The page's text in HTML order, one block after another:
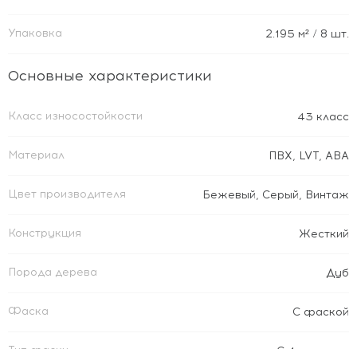
Упаковка 2.195 м² / 8 шт.
Основные характеристики
Класс износостойкости 43 класс
Материал ПВХ, LVT, ABA
Цвет производителя Бежевый, Серый, Винтаж
Конструкция Жесткий
Порода дерева Дуб
Фаска С фаской